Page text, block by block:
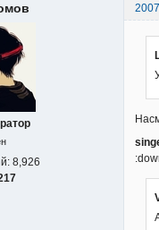
8,926